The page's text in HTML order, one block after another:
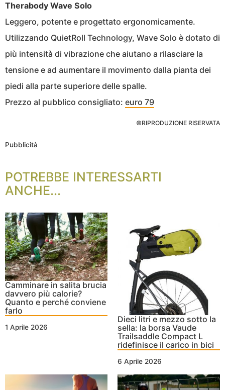
Therabody Wave Solo
Leggero, potente e progettato ergonomicamente.
Utilizzando QuietRoll Technology, Wave Solo è dotato di
più intensità di vibrazione che aiutano a rilasciare la
tensione e ad aumentare il movimento dalla pianta dei
piedi alla parte superiore delle spalle.
Prezzo al pubblico consigliato: euro 79
©RIPRODUZIONE RISERVATA
Pubblicità
POTREBBE INTERESSARTI
ANCHE...
Camminare in salita brucia
davvero più calorie?
Quanto e perché conviene
farlo
1 Aprile 2026
Dieci litri e mezzo sotto la
sella: la borsa Vaude
Trailsaddle Compact L
ridefinisce il carico in bici
6 Aprile 2026